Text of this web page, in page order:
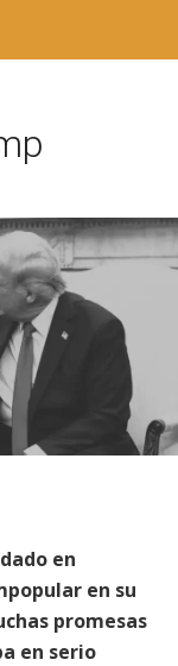
en
en su
promesas
en serio